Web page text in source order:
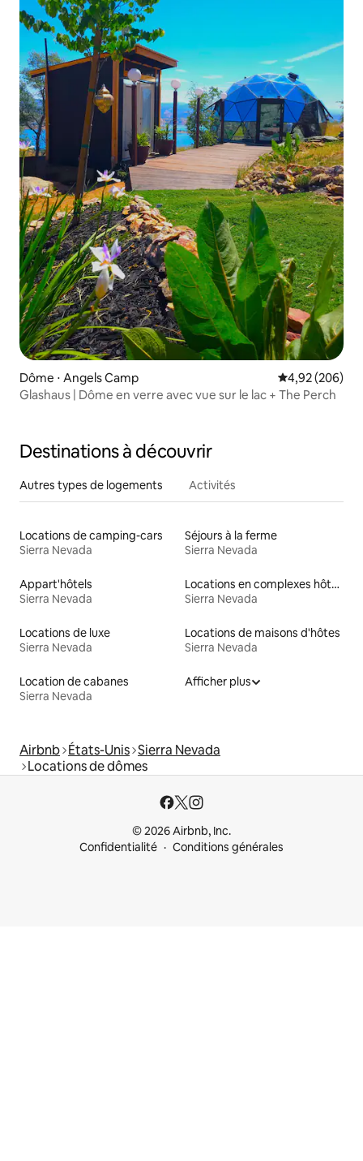
Dôme ⋅ Angels Camp Évaluation
4,92 (206)
Glashaus | Dôme en verre avec vue sur le lac + The Perch
Destinations à découvrir
Autres types de logements Activités
Locations de camping-cars
Sierra Nevada
Séjours à la ferme
Sierra Nevada
Appart'hôtels
Sierra Nevada
Locations en complexes hôteliers
Sierra Nevada
Locations de luxe
Sierra Nevada
Locations de maisons d'hôtes
Sierra Nevada
Location de cabanes
Sierra Nevada
Afficher plus
Airbnb États-Unis Sierra Nevada
Locations de dômes
© 2026 Airbnb, Inc.
Confidentialité
Conditions générales